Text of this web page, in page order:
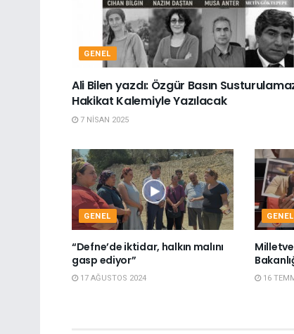
GENEL
Ali Bilen yazdı: Özgür Basın
Hakikat Kalemiyle Yazılacak
7 NISAN 2025
GENEL
“Defne’de iktidar, halkın malını
gasp ediyor”
17 AĞUSTOS 2024
GENEL
16